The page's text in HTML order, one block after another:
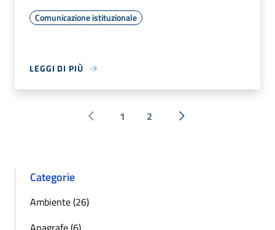
Comunicazione istituzionale
LEGGI DI PIÙ
Pagina precedente
1 2 Successiva »
Categorie
Ambiente (26)